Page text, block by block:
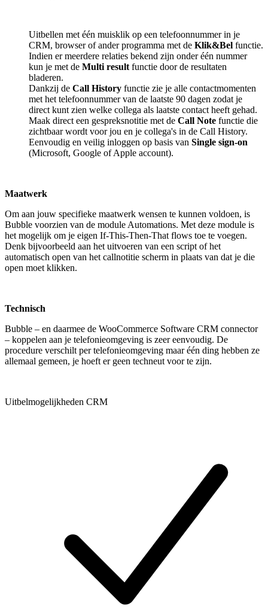
Uitbellen met één muisklik op een telefoonnummer in je
CRM, browser of ander programma met de Klik&Bel functie.
Indien er meerdere relaties bekend zijn onder één nummer
kun je met de Multi result functie door de resultaten
bladeren.
Dankzij de Call History functie zie je alle contactmomenten
met het telefoonnummer van de laatste 90 dagen zodat je
direct kunt zien welke collega als laatste contact heeft gehad.
Maak direct een gespreksnotitie met de Call Note functie die
zichtbaar wordt voor jou en je collega's in de Call History.
Eenvoudig en veilig inloggen op basis van Single sign-on
(Microsoft, Google of Apple account).
Maatwerk
Om aan jouw specifieke maatwerk wensen te kunnen voldoen, is
Bubble voorzien van de module Automations. Met deze module is
het mogelijk om je eigen If-This-Then-That flows toe te voegen.
Denk bijvoorbeeld aan het uitvoeren van een script of het
automatisch open van het callnotitie scherm in plaats van dat je die
open moet klikken.
Technisch
Bubble – en daarmee de WooCommerce Software CRM connector
– koppelen aan je telefonieomgeving is zeer eenvoudig. De
procedure verschilt per telefonieomgeving maar één ding hebben ze
allemaal gemeen, je hoeft er geen techneut voor te zijn.
Uitbelmogelijkheden CRM